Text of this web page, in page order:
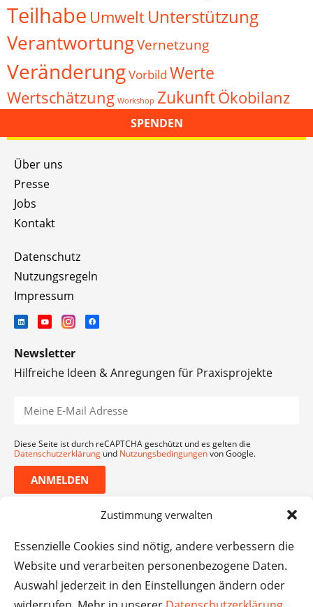
Zustimmung verwalten
Essenzielle Cookies sind nötig, andere verbessern die
Website und verarbeiten personenbezogene Daten.
Auswahl jederzeit in den Einstellungen ändern oder
Teilhabe Umwelt Unterstützung
VerantwortungVernetzung
VeränderungVorbild Werte
Wertschätzung Workshop ZukunftÖkobilanz
SPENDEN
Über uns
Presse
Jobs
Kontakt
Datenschutz
Nutzungsregeln
Impressum
Newsletter
Hilfreiche Ideen & Anregungen für Praxisprojekte
Diese Seite ist durch reCAPTCHA geschützt und es gelten die
Datenschutzerklärung und Nutzungsbedingungenvon Google.
ANMELDEN